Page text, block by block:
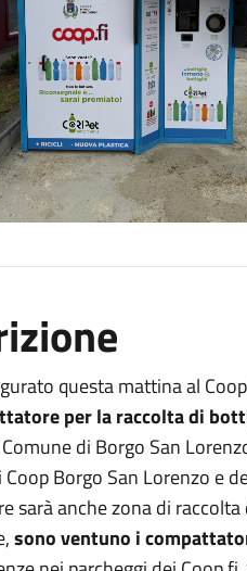
questa mattina al
per la raccolta di
di Borgo San
Coop Borgo San Lorenzo e
sarà anche zona di
sono ventuno i